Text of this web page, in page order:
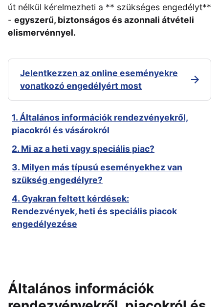
út nélkül kérelmezheti a ** szükséges engedélyt**
- egyszerű, biztonságos és azonnali átvételi
elismervénnyel.
Jelentkezzen az online eseményekre
vonatkozó engedélyért most
Általános információk
1. Általános információk rendezvényekről,
piacokról és vásárokról
2. Mi az a heti vagy speciális piac?
3. Milyen más típusú eseményekhez van
szükség engedélyre?
4. Gyakran feltett kérdések:
Rendezvények, heti és speciális piacok
engedélyezése